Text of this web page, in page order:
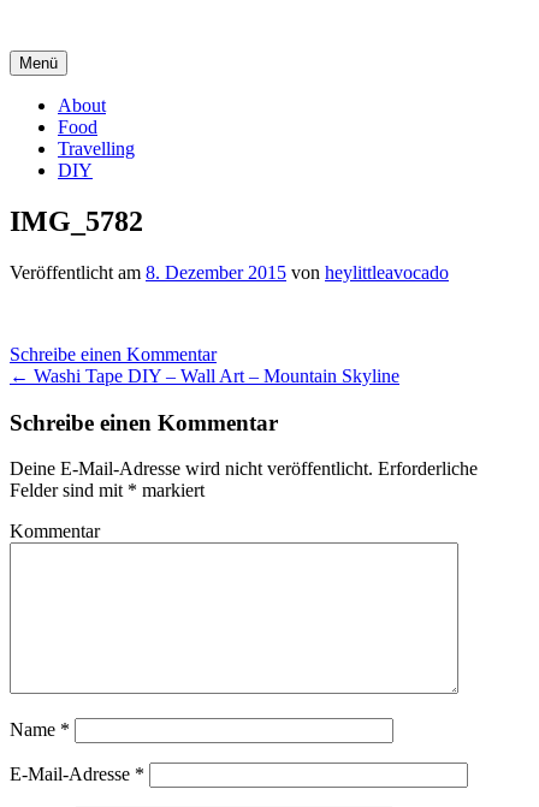
Inhalt
Menü
About
Food
Travelling
DIY
IMG_5782
Veröffentlicht am 8. Dezember 2015 von heylittleavocado
Schreibe einen Kommentar
Beitrags-
Navigation
← Washi Tape DIY – Wall Art – Mountain Skyline
Schreibe einen Kommentar
Deine E-Mail-Adresse wird nicht veröffentlicht. Erforderliche
Felder sind mit * markiert
Kommentar
Name *
E-Mail-Adresse *